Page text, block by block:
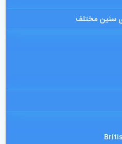
سنین مختلف